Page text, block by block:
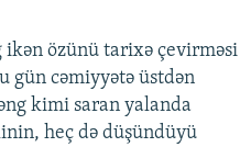
ikən özünü tarixə çevirməsi
gün cəmiyyətə üstdən
kimi saran yalanda
heç də düşündüyü